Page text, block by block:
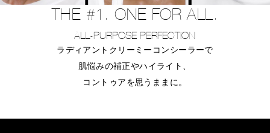
THE #1. ONE FOR ALL.
ALL-PURPOSE PERFECTION
ラディアントクリーミーコンシーラーで
肌悩みの補正やハイライト、
コントゥアを思うままに。